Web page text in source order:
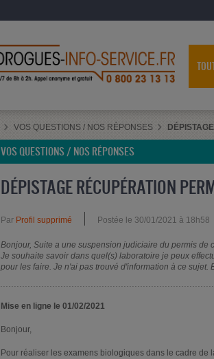
VOS QUESTIONS / NOS RÉPONSES
VOS QUESTIONS / NOS RÉPONSES
DÉPISTAGE RÉCUPÉRATION
Par Profil supprimé Postée le 30/01/2021 à 18h58
Bonjour, Suite a une suspension judiciaire du permis de
Je souhaite savoir dans quel(s) laboratoire je peux
pour les faire. Je n'ai pas trouvé d'information à ce sujet.
Mise en ligne le 01/02/2021
Bonjour,
Pour réaliser les examens biologiques dans le cadre de